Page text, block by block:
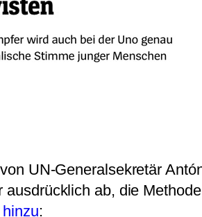
UN-Generalsekretär
ab, die
: